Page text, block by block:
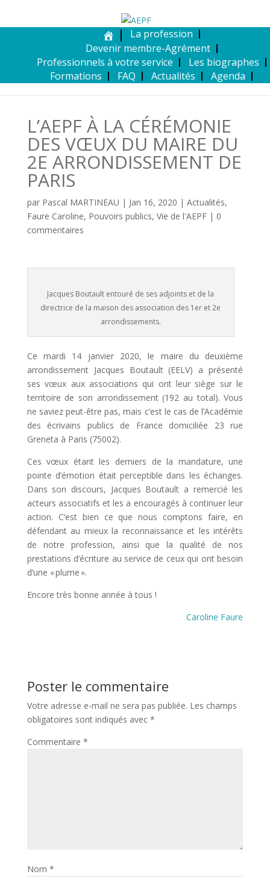
La profession
Devenir membre-Agrément
Professionnels à votre service
Les biographes
Formations
FAQ Actualités Agenda
L’AEPF À LA CÉRÉMONIE
DES VŒUX DU MAIRE DU
2E ARRONDISSEMENT DE
PARIS
par Pascal MARTINEAU | Jan 16, 2020 | Actualités,
Faure Caroline, Pouvoirs publics, Vie de l'AEPF| 0
commentaires
Jacques Boutault entouré de ses adjoints et de la
directrice de la maison des association des 1er et 2e
arrondissements.
Ce mardi 14 janvier 2020, le maire du deuxième
arrondissement Jacques Boutault (EELV) a présenté
ses vœux aux associations qui ont leur siège sur le
territoire de son arrondissement (192 au total). Vous
ne saviez peut-être pas, mais c’est le cas de l’Académie
des écrivains publics de France domiciliée 23 rue
Greneta à Paris (75002).
Ces vœux étant les derniers de la mandature, une
pointe d’émotion était perceptible dans les échanges.
Dans son discours, Jacques Boutault a remercié les
acteurs associatifs et les a encouragés à continuer leur
action. C’est bien ce que nous comptons faire, en
défendant au mieux la reconnaissance et les intérêts
de notre profession, ainsi que la qualité de nos
prestations d’écriture au service de ceux qui ont besoin
d’une « plume ».
Encore très bonne année à tous !
Caroline Faure
Poster le commentaire
Votre adresse e-mail ne sera pas publiée. Les champs
obligatoires sont indiqués avec *
Commentaire *
Nom *